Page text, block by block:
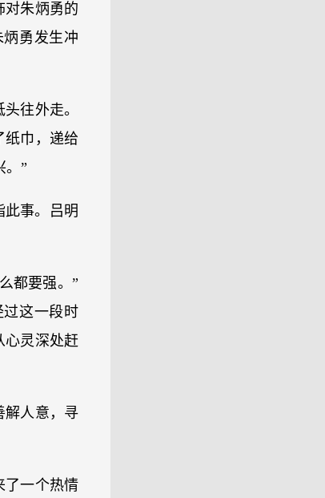
对朱炳勇的
勇发生冲
往外走。
纸巾，递给
。”
此事。吕明
都要强。”
这一段时
心灵深处赶
解人意，寻
了一个热情